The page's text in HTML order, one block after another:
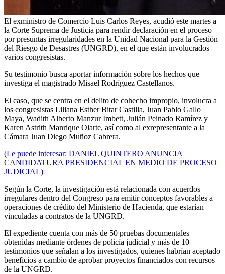
El exministro de Comercio Luis Carlos Reyes, acudió este martes a
la Corte Suprema de Justicia para rendir declaración en el proceso
por presuntas irregularidades en la Unidad Nacional para la Gestión
del Riesgo de Desastres (UNGRD), en el que están involucrados
varios congresistas.
Su testimonio busca aportar información sobre los hechos que
investiga el magistrado Misael Rodríguez Castellanos.
El caso, que se centra en el delito de cohecho impropio, involucra a
los congresistas Liliana Esther Bitar Castilla, Juan Pablo Gallo
Maya, Wadith Alberto Manzur Imbett, Julián Peinado Ramírez y
Karen Astrith Manrique Olarte, así como al exrepresentante a la
Cámara Juan Diego Muñoz Cabrera.
(Le puede interesar: DANIEL QUINTERO ANUNCIA
CANDIDATURA PRESIDENCIAL EN MEDIO DE PROCESO
JUDICIAL)
Según la Corte, la investigación está relacionada con acuerdos
irregulares dentro del Congreso para emitir conceptos favorables a
operaciones de crédito del Ministerio de Hacienda, que estarían
vinculadas a contratos de la UNGRD.
El expediente cuenta con más de 50 pruebas documentales
obtenidas mediante órdenes de policía judicial y más de 10
testimonios que señalan a los investigados, quienes habrían aceptado
beneficios a cambio de aprobar proyectos financiados con recursos
de la UNGRD.